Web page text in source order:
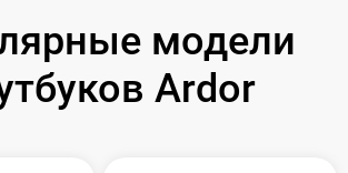
модели
Ardor